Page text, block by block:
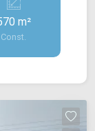
Piso
>
com pia
02
m²
Const.